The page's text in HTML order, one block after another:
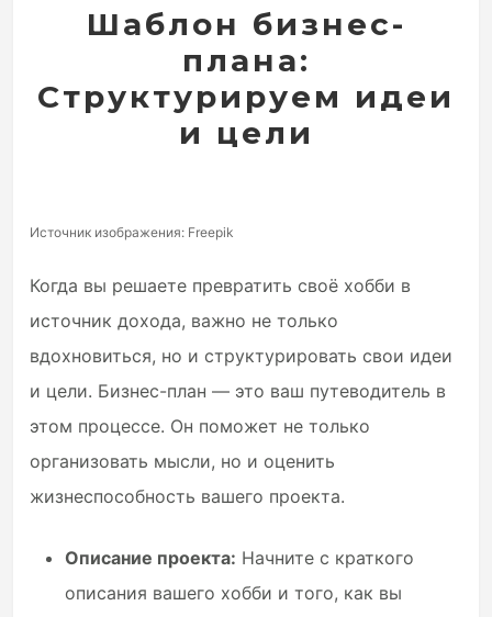
Шаблон бизнес-
плана:
Структурируем идеи
и цели
Источник изображения: Freepik
Когда вы решаете превратить своё хобби в
источник дохода, важно не только
вдохновиться, но и структурировать свои идеи
и цели. Бизнес-план — это ваш путеводитель в
этом процессе. Он поможет не только
организовать мысли, но и оценить
жизнеспособность вашего проекта.
Описание проекта: Начните с краткого
описания вашего хобби и того, как вы